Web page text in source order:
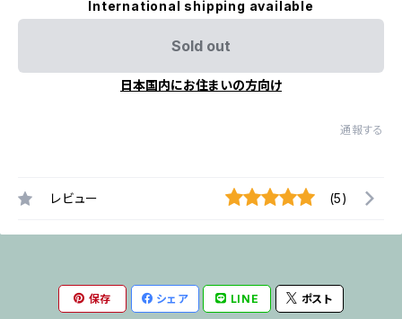
International shipping available
Sold out
日本国内にお住まいの方向け
通報する
レビュー (5)
保存 シェア LINE ポスト